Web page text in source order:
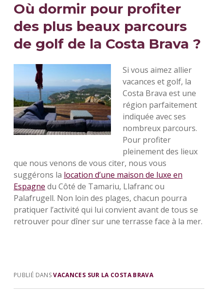
Où dormir pour profiter
des plus beaux parcours
de golf de la Costa Brava ?
Si vous aimez allier
vacances et golf, la
Costa Brava est une
région parfaitement
indiquée avec ses
nombreux parcours.
Pour profiter
pleinement des lieux
que nous venons de vous citer, nous vous
suggérons la location d’une maison de luxe en
Espagne du Côté de Tamariu, Llafranc ou
Palafrugell. Non loin des plages, chacun pourra
pratiquer l’activité qui lui convient avant de tous se
retrouver pour dîner sur une terrasse face à la mer.
PUBLIÉ DANSVACANCES SUR LA COSTA BRAVA